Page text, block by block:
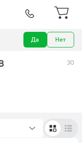
Да Нет
косвенного нагрева
30